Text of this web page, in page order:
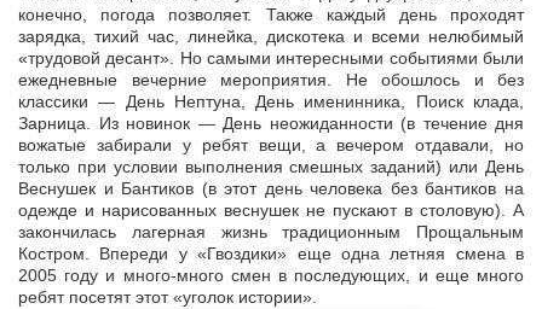
конечно, погода позволяет. Также каждый день проходят
зарядка, тихий час, линейка, дискотека и всеми нелюбимый
«трудовой десант». Но самыми интересными событиями были
ежедневные вечерние мероприятия. Не обошлось и без
классики — День Нептуна, День именинника, Поиск клада,
Зарница. Из новинок — День неожиданности (в течение дня
вожатые забирали у ребят вещи, а вечером отдавали, но
только при условии выполнения смешных заданий) или День
Веснушек и Бантиков (в этот день человека без бантиков на
одежде и нарисованных веснушек не пускают в столовую). А
закончилась лагерная жизнь традиционным Прощальным
Костром. Впереди у «Гвоздики» еще одна летняя смена в
2005 году и много-много смен в последующих, и еще много
ребят посетят этот «уголок истории».